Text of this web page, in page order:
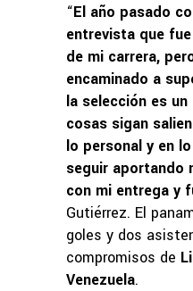
“El año pasado
entrevista que
de mi carrera,
encaminado a
la selección es
cosas sigan
lo personal y en
seguir aportando
con mi entrega y
Gutiérrez. El
goles y dos
compromisos de
Venezuela.